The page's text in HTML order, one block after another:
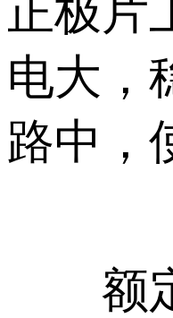
正极片
电大，
路中，
额